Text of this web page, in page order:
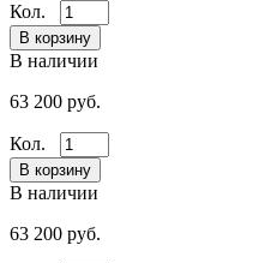
Кол.
В наличии
63 200 руб.
Кол.
В наличии
63 200 руб.